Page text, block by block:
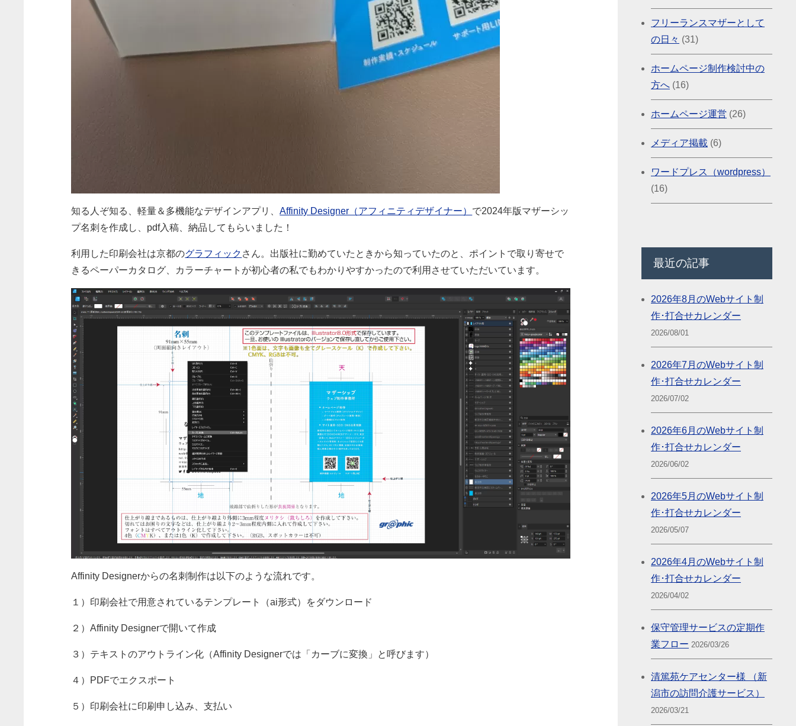
知る人ぞ知る、軽量＆多機能なデザインアプリ、Affinity Designer（アフィニティデザイナー） で2024年版マザーシッ
プ名刺を作成し、pdf入稿、納品してもらいました！
利用した印刷会社は京都のグラフィック さん。出版社に勤めていたときから知っていたのと、ポイントで取り寄せで
きるペーパーカタログ、カラーチャートが初心者の私でもわかりやすかったので利用させていただいています。
Affinity Designerからの名刺制作は以下のような流れです。
１）印刷会社で用意されているテンプレート（ai形式）をダウンロード
２）Affinity Designerで開いて作成
３）テキストのアウトライン化（Affinity Designerでは「カーブに変換」と呼びます）
４）PDFでエクスポート
５）印刷会社に印刷申し込み、支払い
フリーランスマザーとして
の日々 (31)
ホームページ制作検討中の
方へ (16)
ホームページ運営 (26)
メディア掲載 (6)
ワードプレス（wordpress）
(16)
最近の記事
2026年8月のWebサイト制
作･打合せカレンダー
2026/08/01
2026年7月のWebサイト制
作･打合せカレンダー
2026/07/02
2026年6月のWebサイト制
作･打合せカレンダー
2026/06/02
2026年5月のWebサイト制
作･打合せカレンダー
2026/05/07
2026年4月のWebサイト制
作･打合せカレンダー
2026/04/02
保守管理サービスの定期作
業フロー 2026/03/26
清篤苑ケアセンター様 （新
潟市の訪問介護サービス）
2026/03/21